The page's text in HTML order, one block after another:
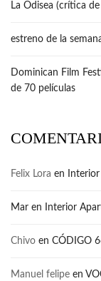
La Odisea (crítica de
estreno de la
Dominican Film
de 70 películas
Felix Lora en
Mar en Interior
Chivo en CÓDIGO
Manuel felipe en